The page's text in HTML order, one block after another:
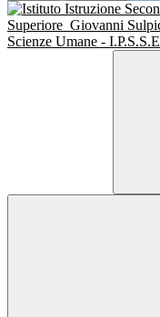
Superiore Giovanni
Scienze Umane -